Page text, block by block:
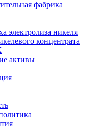
фабрика
электролиза никеля
концентрата
активы